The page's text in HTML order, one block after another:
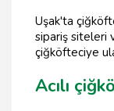
Uşak'ta
sipariş siteleri
çiğköfteciye
Acılı